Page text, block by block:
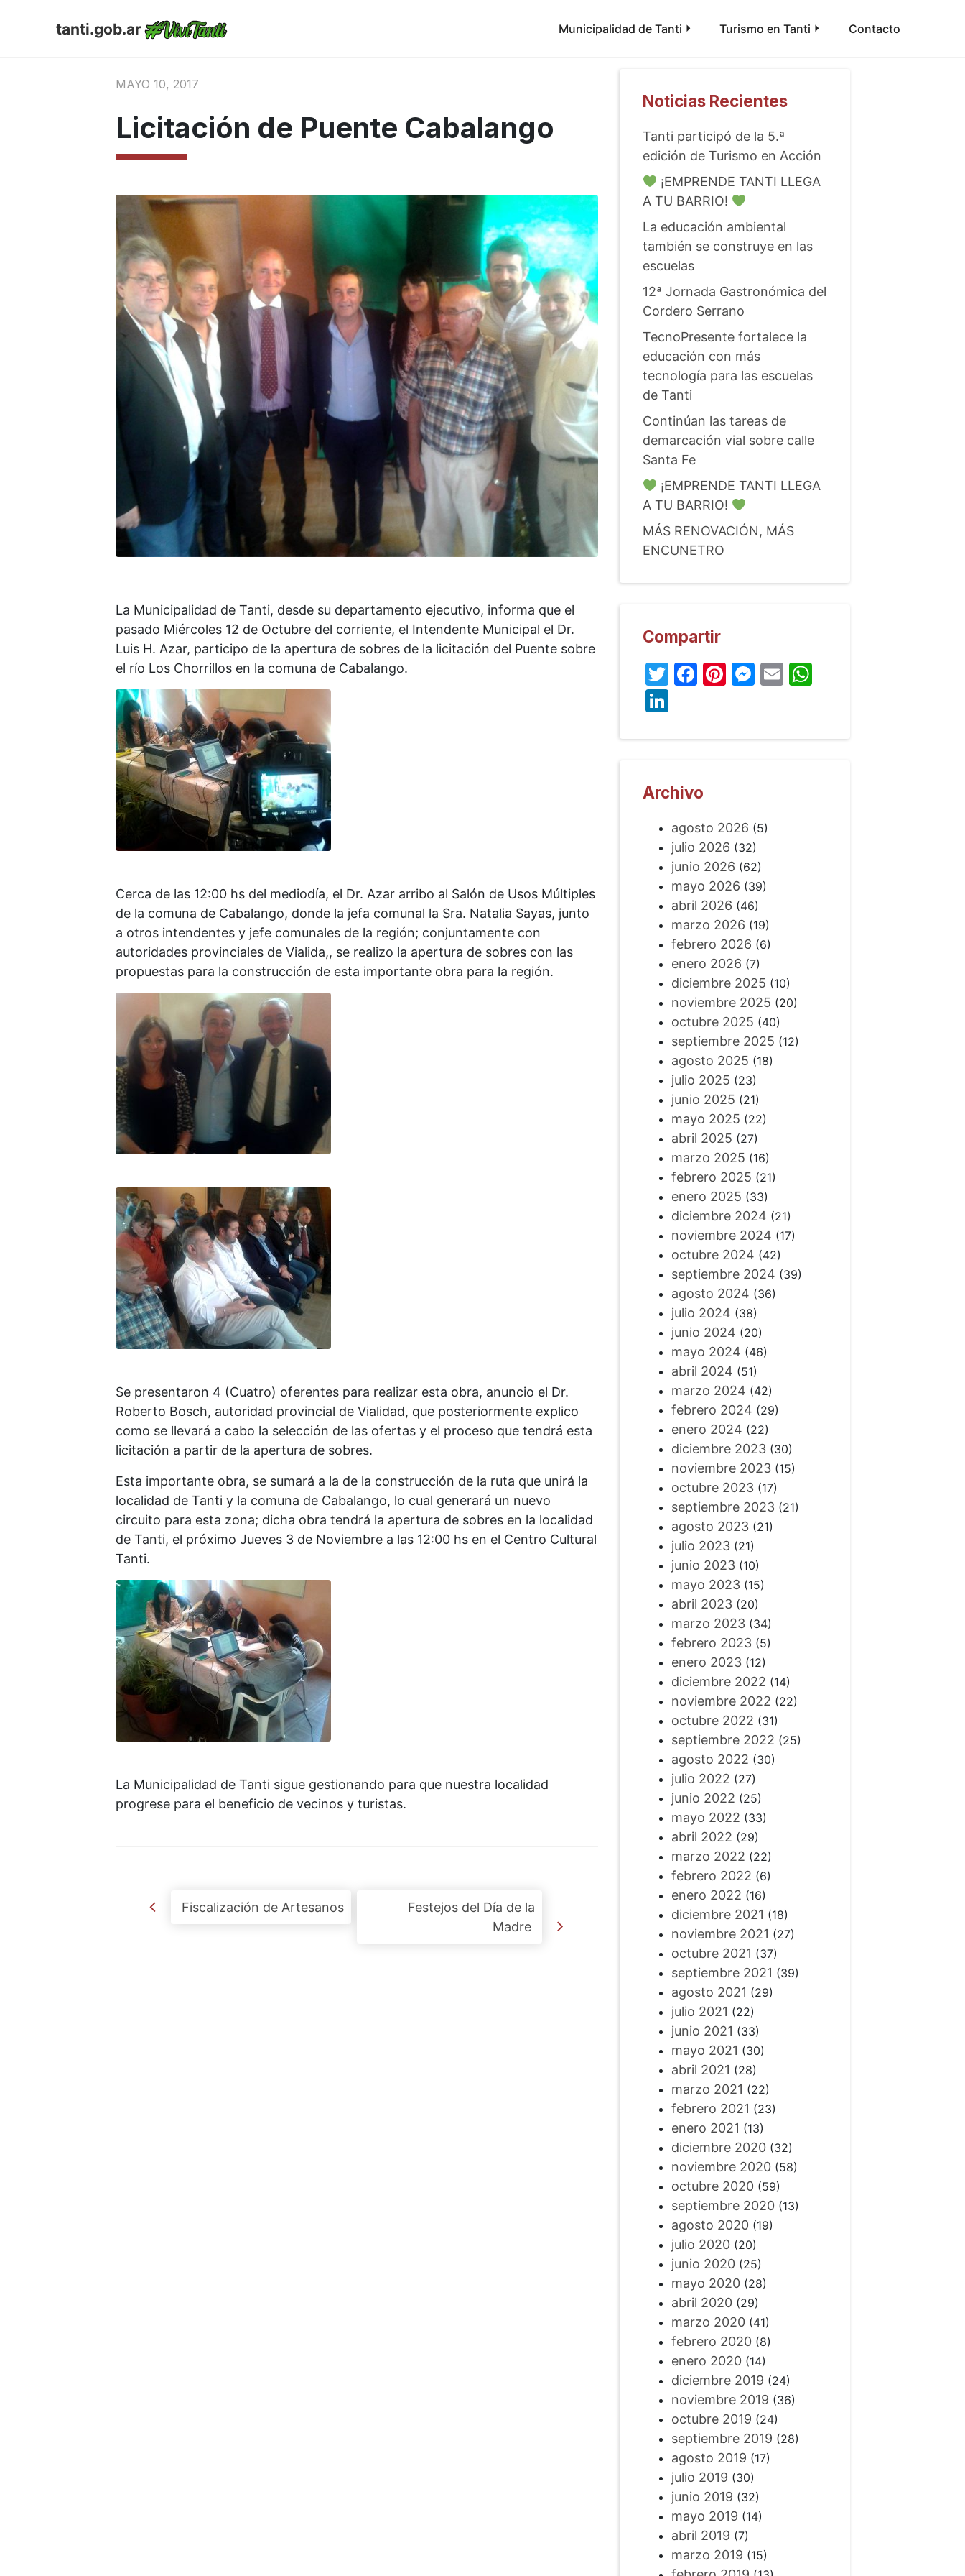
tanti.gob.ar Municipalidad de Tanti Turismo en Tanti Contacto
MAYO 10, 2017
Licitación de Puente Cabalango
La Municipalidad de Tanti, desde su departamento ejecutivo, informa que el
pasado Miércoles 12 de Octubre del corriente, el Intendente Municipal el Dr.
Luis H. Azar, participo de la apertura de sobres de la licitación del Puente sobre
el río Los Chorrillos en la comuna de Cabalango.
Cerca de las 12:00 hs del mediodía, el Dr. Azar arribo al Salón de Usos Múltiples
de la comuna de Cabalango, donde la jefa comunal la Sra. Natalia Sayas, junto
a otros intendentes y jefe comunales de la región; conjuntamente con
autoridades provinciales de Vialida,, se realizo la apertura de sobres con las
propuestas para la construcción de esta importante obra para la región.
Se presentaron 4 (Cuatro) oferentes para realizar esta obra, anuncio el Dr.
Roberto Bosch, autoridad provincial de Vialidad, que posteriormente explico
como se llevará a cabo la selección de las ofertas y el proceso que tendrá esta
licitación a partir de la apertura de sobres.
Esta importante obra, se sumará a la de la construcción de la ruta que unirá la
localidad de Tanti y la comuna de Cabalango, lo cual generará un nuevo
circuito para esta zona; dicha obra tendrá la apertura de sobres en la localidad
de Tanti, el próximo Jueves 3 de Noviembre a las 12:00 hs en el Centro Cultural
Tanti.
La Municipalidad de Tanti sigue gestionando para que nuestra localidad
progrese para el beneficio de vecinos y turistas.
Post navigation
Fiscalización de Artesanos
Festejos del Día de la
Madre
Noticias Recientes
Tanti participó de la 5.ª
edición de Turismo en Acción
¡EMPRENDE TANTI LLEGA
A TU BARRIO!
La educación ambiental
también se construye en las
escuelas
12ª Jornada Gastronómica del
Cordero Serrano
TecnoPresente fortalece la
educación con más
tecnología para las escuelas
de Tanti
Continúan las tareas de
demarcación vial sobre calle
Santa Fe
¡EMPRENDE TANTI LLEGA
A TU BARRIO!
MÁS RENOVACIÓN, MÁS
ENCUNETRO
Compartir
Twitter
Facebook
Pinterest
Messenger
EmailWhatsApp
LinkedIn
Archivo
agosto 2026 (5)
julio 2026 (32)
junio 2026 (62)
mayo 2026 (39)
abril 2026 (46)
marzo 2026 (19)
febrero 2026 (6)
enero 2026 (7)
diciembre 2025 (10)
noviembre 2025 (20)
octubre 2025 (40)
septiembre 2025 (12)
agosto 2025 (18)
julio 2025 (23)
junio 2025 (21)
mayo 2025 (22)
abril 2025 (27)
marzo 2025 (16)
febrero 2025 (21)
enero 2025 (33)
diciembre 2024 (21)
noviembre 2024 (17)
octubre 2024 (42)
septiembre 2024 (39)
agosto 2024 (36)
julio 2024 (38)
junio 2024 (20)
mayo 2024 (46)
abril 2024 (51)
marzo 2024 (42)
febrero 2024 (29)
enero 2024 (22)
diciembre 2023(30)
noviembre 2023(15)
octubre 2023(17)
septiembre 2023(21)
agosto 2023(21)
julio 2023(21)
junio 2023(10)
mayo 2023(15)
abril 2023(20)
marzo 2023(34)
febrero 2023(5)
enero 2023(12)
diciembre 2022 (14)
noviembre 2022 (22)
octubre 2022 (31)
septiembre 2022 (25)
agosto 2022 (30)
julio 2022 (27)
junio 2022 (25)
mayo 2022 (33)
abril 2022 (29)
marzo 2022 (22)
febrero 2022 (6)
enero 2022 (16)
diciembre 2021 (18)
noviembre 2021 (27)
octubre 2021 (37)
septiembre 2021 (39)
agosto 2021 (29)
julio 2021 (22)
junio 2021 (33)
mayo 2021 (30)
abril 2021 (28)
marzo 2021 (22)
febrero 2021 (23)
enero 2021 (13)
diciembre 2020(32)
noviembre 2020(58)
octubre 2020(59)
septiembre 2020(13)
agosto 2020(19)
julio 2020(20)
junio 2020(25)
mayo 2020(28)
abril 2020(29)
marzo 2020(41)
febrero 2020(8)
enero 2020(14)
diciembre 2019 (24)
noviembre 2019 (36)
octubre 2019 (24)
septiembre 2019 (28)
agosto 2019 (17)
julio 2019 (30)
junio 2019 (32)
mayo 2019 (14)
abril 2019 (7)
marzo 2019 (15)